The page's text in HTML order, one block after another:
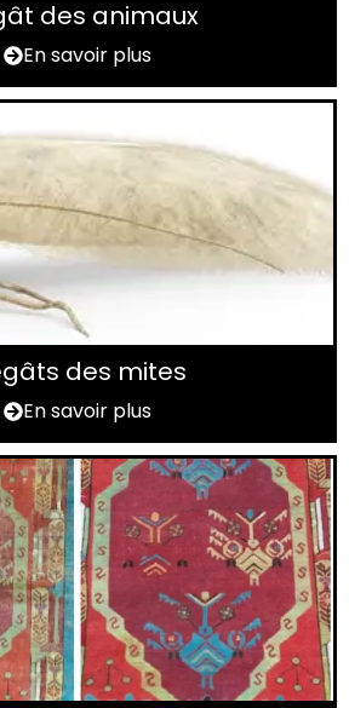
des animaux
En savoir plus
des mites
En savoir plus